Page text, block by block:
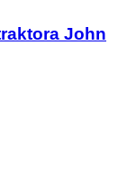
John